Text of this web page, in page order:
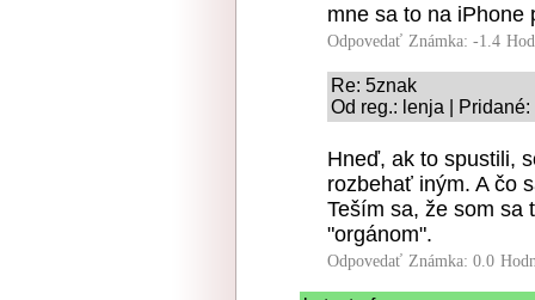
mne sa to na iPhone
Odpovedať Známka: -1.4
Re: 5znak
Od reg.: lenja |
Hneď, ak to spustili,
rozbehať iným. A čo
Teším sa, že som sa
"orgánom".
Odpovedať Známka: 0.0